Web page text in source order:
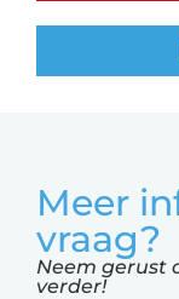
Meer
vraag?
Neem gerust
verder!